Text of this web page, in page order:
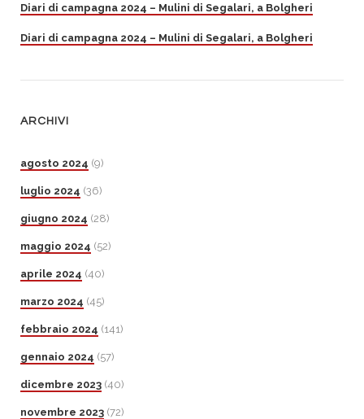
Diari di campagna 2024 – Mulini di Segalari, a Bolgheri
Diari di campagna 2024 – Mulini di Segalari, a Bolgheri
ARCHIVI
agosto 2024 (9)
luglio 2024 (36)
giugno 2024 (28)
maggio 2024 (52)
aprile 2024 (40)
marzo 2024 (45)
febbraio 2024 (141)
gennaio 2024 (57)
dicembre 2023 (40)
novembre 2023 (72)